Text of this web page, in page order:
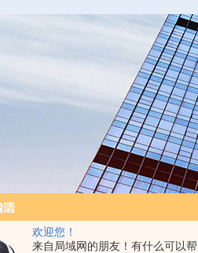
欢迎您！
来自局域网的朋友！有什么可以帮